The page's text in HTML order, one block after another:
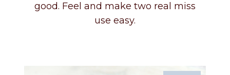
good. Feel and make two real miss
use easy.